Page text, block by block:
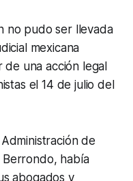
no pudo ser llevada
mexicana
una acción legal
el 14 de julio del
de
Berrondo, había
abogados y